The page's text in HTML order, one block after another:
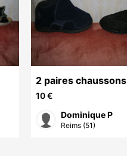
2 paires chaussons
femme
10 €
Dominique P
Reims (51)